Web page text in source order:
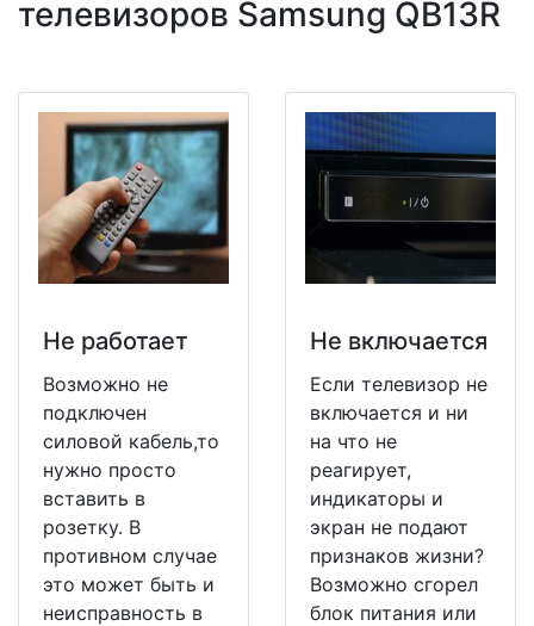
телевизоров Samsung QB13R
Не работает
Возможно не
подключен
силовой кабель,то
нужно просто
вставить в
розетку. В
противном случае
это может быть и
неисправность в
Не включается
Если телевизор не
включается и ни
на что не
реагирует,
индикаторы и
экран не подают
признаков жизни?
Возможно сгорел
блок питания или